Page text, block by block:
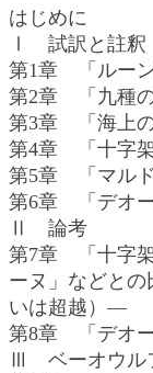
はじめに
Ⅰ 試訳と註釈
第1章 「ルーン
第2章 「九種の
第3章 「海上の
第4章 「十字架
第5章 「マルド
第6章 「デオー
Ⅱ 論考
第7章 「十字
ーヌ」などとの
いは超越）―
第8章 「デオ
Ⅲ ベーオウル